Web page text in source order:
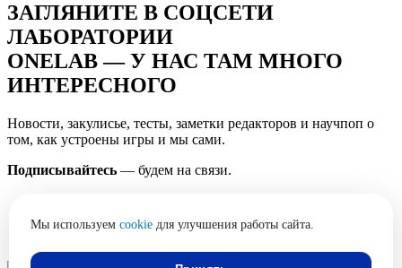
ЗАГЛЯНИТЕ В СОЦСЕТИ
ЛАБОРАТОРИИ
ONELAB — У НАС ТАМ МНОГО
ИНТЕРЕСНОГО
Новости, закулисье, тесты, заметки редакторов и научпоп о
том, как устроены игры и мы сами.
Подписывайтесь — будем на связи.
Мы используем cookie для улучшения работы сайта.